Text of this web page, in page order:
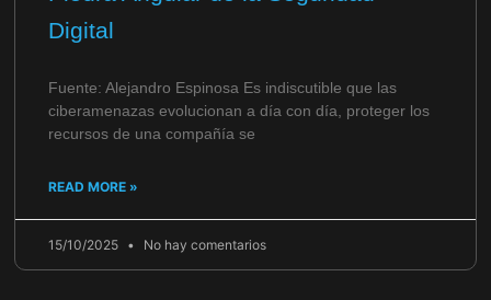
Digital
Fuente: Alejandro Espinosa Es indiscutible que las
ciberamenazas evolucionan a día con día, proteger los
recursos de una compañía se
READ MORE »
15/10/2025 No hay comentarios